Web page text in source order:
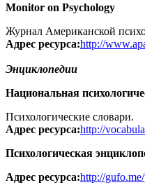
Monitor on Psychology
Журнал Американской
Адрес ресурса:http://
Энциклопедии
Национальная
Психологические словари.
Адрес ресурса:http://
Психологическая
Адрес ресурса:http://